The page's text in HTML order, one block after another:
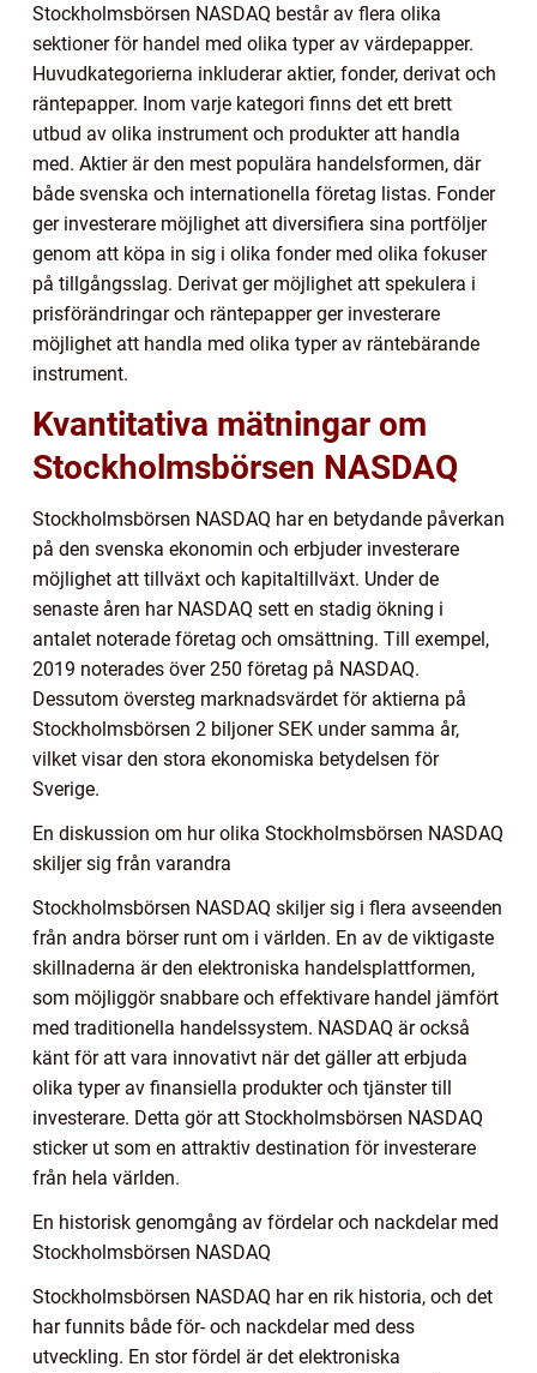
Stockholmsbörsen NASDAQ består av flera olika
sektioner för handel med olika typer av värdepapper.
Huvudkategorierna inkluderar aktier, fonder, derivat och
räntepapper. Inom varje kategori finns det ett brett
utbud av olika instrument och produkter att handla
med. Aktier är den mest populära handelsformen, där
både svenska och internationella företag listas. Fonder
ger investerare möjlighet att diversifiera sina portföljer
genom att köpa in sig i olika fonder med olika fokuser
på tillgångsslag. Derivat ger möjlighet att spekulera i
prisförändringar och räntepapper ger investerare
möjlighet att handla med olika typer av räntebärande
instrument.
Kvantitativa mätningar om
Stockholmsbörsen NASDAQ
Stockholmsbörsen NASDAQ har en betydande påverkan
på den svenska ekonomin och erbjuder investerare
möjlighet att tillväxt och kapitaltillväxt. Under de
senaste åren har NASDAQ sett en stadig ökning i
antalet noterade företag och omsättning. Till exempel,
2019 noterades över 250 företag på NASDAQ.
Dessutom översteg marknadsvärdet för aktierna på
Stockholmsbörsen 2 biljoner SEK under samma år,
vilket visar den stora ekonomiska betydelsen för
Sverige.
En diskussion om hur olika Stockholmsbörsen NASDAQ
skiljer sig från varandra
Stockholmsbörsen NASDAQ skiljer sig i flera avseenden
från andra börser runt om i världen. En av de viktigaste
skillnaderna är den elektroniska handelsplattformen,
som möjliggör snabbare och effektivare handel jämfört
med traditionella handelssystem. NASDAQ är också
känt för att vara innovativt när det gäller att erbjuda
olika typer av finansiella produkter och tjänster till
investerare. Detta gör att Stockholmsbörsen NASDAQ
sticker ut som en attraktiv destination för investerare
från hela världen.
En historisk genomgång av fördelar och nackdelar med
Stockholmsbörsen NASDAQ
Stockholmsbörsen NASDAQ har en rik historia, och det
har funnits både för- och nackdelar med dess
utveckling. En stor fördel är det elektroniska